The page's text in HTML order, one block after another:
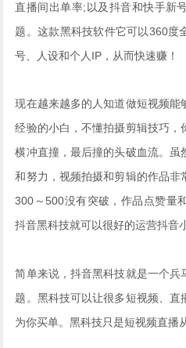
直播间出单率;以及抖音和快手新
题。这款黑科技软件它可以360度
号、人设和个人IP，从而快速赚！
现在越来越多的人知道做短视频能
经验的小白，不懂拍摄剪辑技巧，
横冲直撞，最后撞的头破血流。虽
和努力，视频拍摄和剪辑的作品非
300～500没有突破，作品点赞量
抖音黑科技就可以很好的运营抖音
简单来说，抖音黑科技就是一个兵
题。黑科技可以让很多短视频、直
为你买单。黑科技只是短视频直播